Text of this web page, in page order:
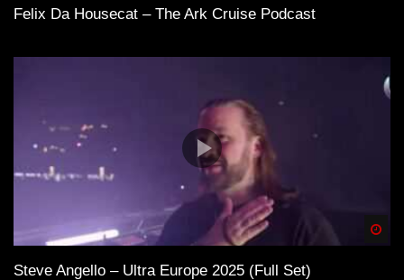
Felix Da Housecat – The Ark Cruise Podcast
Steve Angello – Ultra Europe 2025 (Full Set)